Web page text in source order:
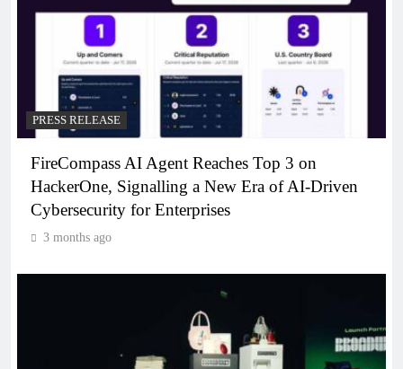
PRESS RELEASE
FireCompass AI Agent Reaches Top 3 on
HackerOne, Signalling a New Era of AI-Driven
Cybersecurity for Enterprises
3 months ago